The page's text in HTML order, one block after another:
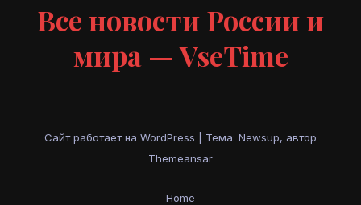
Все новости России и
мира — VseTime
Сайт работает на WordPress
Тема: Newsup, автор
Themeansar
Home